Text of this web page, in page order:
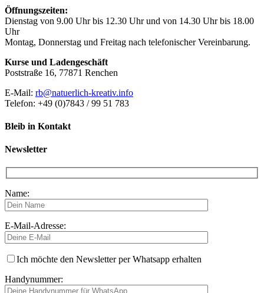
Öffnungszeiten:
Dienstag von 9.00 Uhr bis 12.30 Uhr und von 14.30 Uhr bis 18.00
Uhr
Montag, Donnerstag und Freitag nach telefonischer Vereinbarung.
Kurse und Ladengeschäft
Poststraße 16, 77871 Renchen
E-Mail: rb@natuerlich-kreativ.info
Telefon: +49 (0)7843 / 99 51 783
Bleib in Kontakt
Newsletter
Name:
E-Mail-Adresse:
Ich möchte den Newsletter per Whatsapp erhalten
Handynummer: